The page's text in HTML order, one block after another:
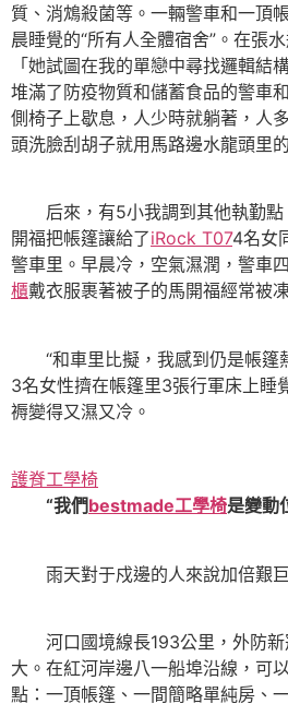
質、消鴆殺菌等。一輛警車和一頂
晨睡覺的“所有人全體宿舍”。在張
「她試圖在我的單戀中尋找邏輯結
堆滿了防疫物質和儲蓄食品的警車
側椅子上歇息，人少時就躺著，人
頭洗臉刮胡子就用馬路邊水龍頭里
后來，有5小我調到其他執勤點
開福把帳篷讓給了iRock T074名女
警車里。早晨冷，空氣濕潤，警車
櫃戴衣服裹著被子的馬開福經常被
“和車里比擬，我感到仍是帳篷
3名女性擠在帳篷里3張行軍床上睡
褥變得又濕又冷。
護脊工學椅
“我們bestmade工學椅是變動
雨天對于戍邊的人來說加倍艱巨
河口國境線長193公里，外防新
大。在紅河岸邊八一船埠沿線，可
點：一頂帳篷、一間簡略單純房、